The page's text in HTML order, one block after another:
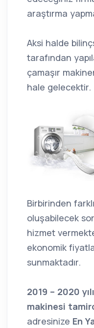
araştırma
Aksi halde
tarafından
çamaşır
hale gelecektir.
Birbirinden
oluşabilecek
hizmet
ekonomik
sunmaktadır.
2019 – 2020
makinesi
adresinize En